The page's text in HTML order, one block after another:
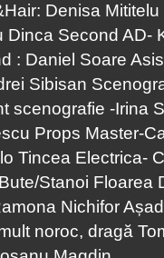
Denisa
Dinca Second AD-
: Daniel Soare
Sibisan
scenografie -Irina
Props Master-
Tincea Electrica-
Stanoi Floarea
Nichifor
noroc, dragă